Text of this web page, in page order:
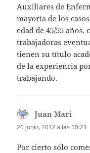
Auxiliares de
mayoría de los
edad de 45/55
trabajadoras
tienen su título
de la experiencia
trabajando.
Juan Mari
20 junio, 2012 a las 10:23
Por cierto sólo